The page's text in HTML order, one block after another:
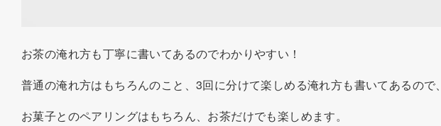
お茶の淹れ方も丁寧に書いてあるのでわかりやすい！
普通の淹れ方はもちろんのこと、3回に分けて楽しめる淹れ方も書いてあるので
お菓子とのペアリングはもちろん、お茶だけでも楽しめます。